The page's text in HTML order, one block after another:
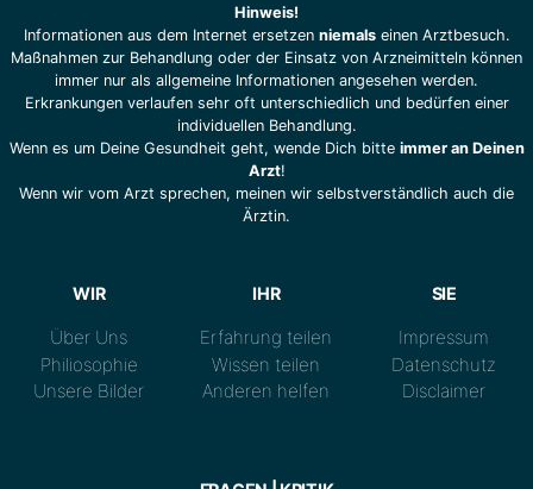
Hinweis!
Informationen aus dem Internet ersetzen niemalseinen Arztbesuch.
Maßnahmen zur Behandlung oder der Einsatz von Arzneimitteln können
immer nur als allgemeine Informationen angesehen werden.
Erkrankungen verlaufen sehr oft unterschiedlich und bedürfen einer
individuellen Behandlung.
Wenn es um Deine Gesundheit geht, wende Dich bitte immer an Deinen
Arzt!
Wenn wir vom Arzt sprechen, meinen wir selbstverständlich auch die
Ärztin.
WIR
Über Uns
Philiosophie
Unsere Bilder
IHR
Erfahrung teilen
Wissen teilen
Anderen helfen
SIE
Impressum
Datenschutz
Disclaimer